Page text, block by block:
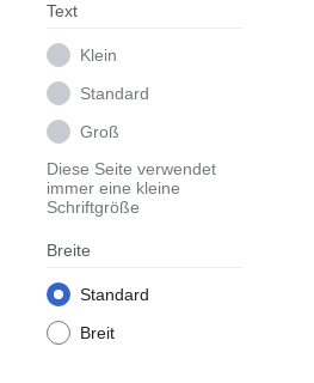
Text
Klein
Standard
Groß
Diese Seite verwendet
immer eine kleine
Schriftgröße
Breite
Standard
Breit